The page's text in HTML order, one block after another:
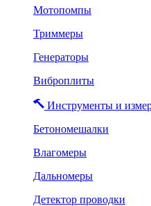
Мотопомпы
Триммеры
Генераторы
Виброплиты
Инструменты и
Бетономешалки
Влагомеры
Дальномеры
Детектор проводки